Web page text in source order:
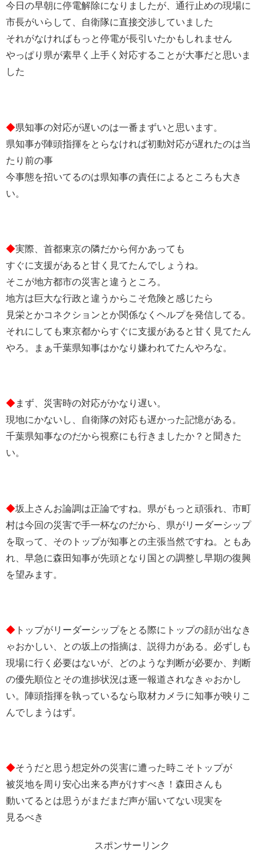
今日の早朝に停電解除になりましたが、通行止めの現場に
市長がいらして、自衛隊に直接交渉していました
それがなければもっと停電が長引いたかもしれません
やっぱり県が素早く上手く対応することが大事だと思いま
した
◆県知事の対応が遅いのは一番まずいと思います。
県知事が陣頭指揮をとらなければ初動対応が遅れたのは当
たり前の事
今事態を招いてるのは県知事の責任によるところも大き
い。
◆実際、首都東京の隣だから何かあっても
すぐに支援があると甘く見てたんでしょうね。
そこが地方都市の災害と違うところ。
地方は巨大な行政と違うからこそ危険と感じたら
見栄とかコネクションとか関係なくヘルプを発信してる。
それにしても東京都からすぐに支援があると甘く見てたん
やろ。まぁ千葉県知事はかなり嫌われてたんやろな。
◆まず、災害時の対応がかなり遅い。
現地にかないし、自衛隊の対応も遅かった記憶がある。
千葉県知事なのだから視察にも行きましたか？と聞きた
い。
◆坂上さんお論調は正論ですね。県がもっと頑張れ、市町
村は今回の災害で手一杯なのだから、県がリーダーシップ
を取って、そのトップが知事との主張当然ですね。ともあ
れ、早急に森田知事が先頭となり国との調整し早期の復興
を望みます。
◆ トップがリーダーシップをとる際にトップの顔が出なき
ゃおかしい、との坂上の指摘は、説得力がある。必ずしも
現場に行く必要はないが、どのような判断が必要か、判断
の優先順位とその進捗状況は逐一報道されなきゃおかし
い。陣頭指揮を執っているなら取材カメラに知事が映りこ
んでしまうはず。
◆そうだと思う想定外の災害に遭った時こそトップが
被災地を周り安心出来る声がけすべき！森田さんも
動いてるとは思うがまだまだ声が届いてない現実を
見るべき
スポンサーリンク